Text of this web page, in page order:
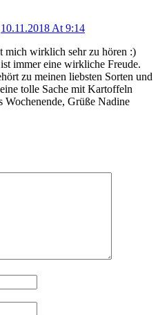
10.11.2018 At 9:14
mich wirklich sehr zu hören :)
immer eine wirkliche Freude.
zu meinen liebsten Sorten und
tolle Sache mit Kartoffeln
Wochenende, Grüße Nadine